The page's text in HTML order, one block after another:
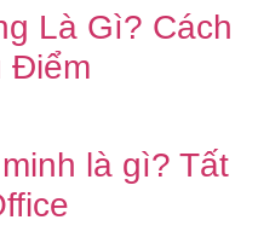
Là Gì? Cách
Điểm
là gì? Tất